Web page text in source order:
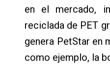
en el mercado,
reciclada de PET
genera PetStar en
como ejemplo, la